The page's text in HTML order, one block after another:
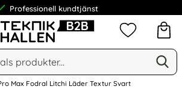
Professionell kundtjänst
Sök på Narse Group AB
Mina
Max Fodral Litchi Läder Textur Svart